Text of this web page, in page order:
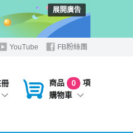
展開廣告
YouTube FB粉絲團
商品 0
項
購物車